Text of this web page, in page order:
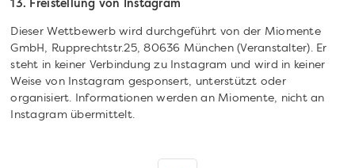
13. Freistellung von Instagram
Dieser Wettbewerb wird durchgeführt von der Miomente
GmbH, Rupprechtstr.25, 80636 München (Veranstalter). Er
steht in keiner Verbindung zu Instagram und wird in keiner
Weise von Instagram gesponsert, unterstützt oder
organisiert. Informationen werden an Miomente, nicht an
Instagram übermittelt.